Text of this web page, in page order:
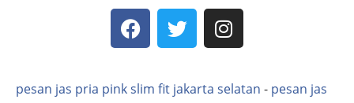
pesan jas pria pink slim fit jakarta selatan - pesan jas